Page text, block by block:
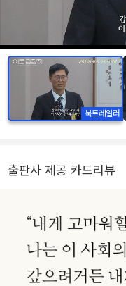
북트레일러
출판사 제공 카드리뷰